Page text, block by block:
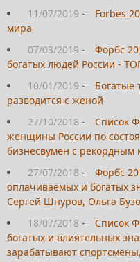
11/07/2019 -
Forbes
мира
07/03/2019 -
Форбс
богатых людей России -
10/01/2019 -
Богатые
разводится с женой
27/10/2018 -
Список
женщины России по
бизнесвумен с рекордным
27/07/2018 -
Форбс
оплачиваемых и богатых
Сергей Шнуров, Ольга
18/07/2018 -
Список
богатых и влиятельных
зарабатывают